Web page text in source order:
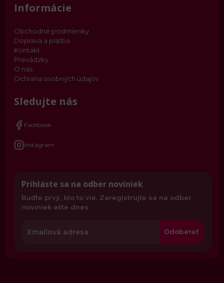
Informácie
Obchodné podmienky
Doprava a platba
Kontakt
Prevádzky
O nás
Ochrana osobných údajov
Sledujte nás
Facebook
Instagram
Prihláste sa na odber noviniek
Buďte prvý, kto to vie. Zaregistrujte sa na odber
noviniek ešte dnes
Odoberať